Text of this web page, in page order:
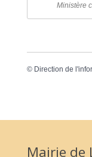
Ministère
© Direction de
Mairie de